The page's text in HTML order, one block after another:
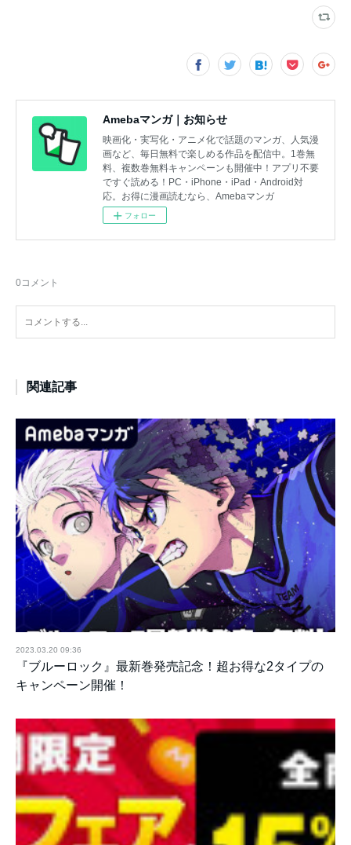
Amebaマンガ｜お知らせ
映画化・実写化・アニメ化で話題のマンガ、人気漫
画など、毎日無料で楽しめる作品を配信中。1巻無
料、複数巻無料キャンペーンも開催中！アプリ不要
ですぐ読める！PC・iPhone・iPad・Android対
応。お得に漫画読むなら、Amebaマンガ
フォロー
0コメント
関連記事
2023.03.20 09:36
『ブルーロック』最新巻発売記念！超お得な2タイプの
キャンペーン開催！